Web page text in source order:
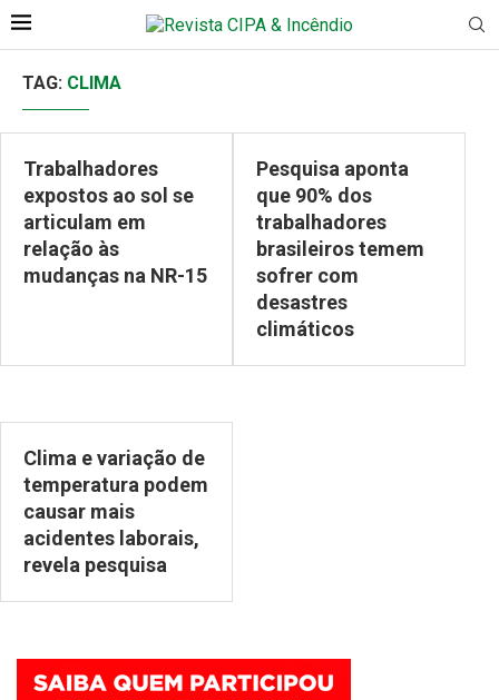
TAG: CLIMA
Trabalhadores
expostos ao sol se
articulam em
relação às
mudanças na NR-15
Pesquisa aponta
que 90% dos
trabalhadores
brasileiros temem
sofrer com
desastres
climáticos
Clima e variação de
temperatura podem
causar mais
acidentes laborais,
revela pesquisa